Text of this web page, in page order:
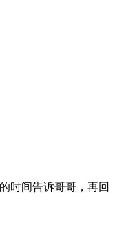
时间告诉哥哥，再回